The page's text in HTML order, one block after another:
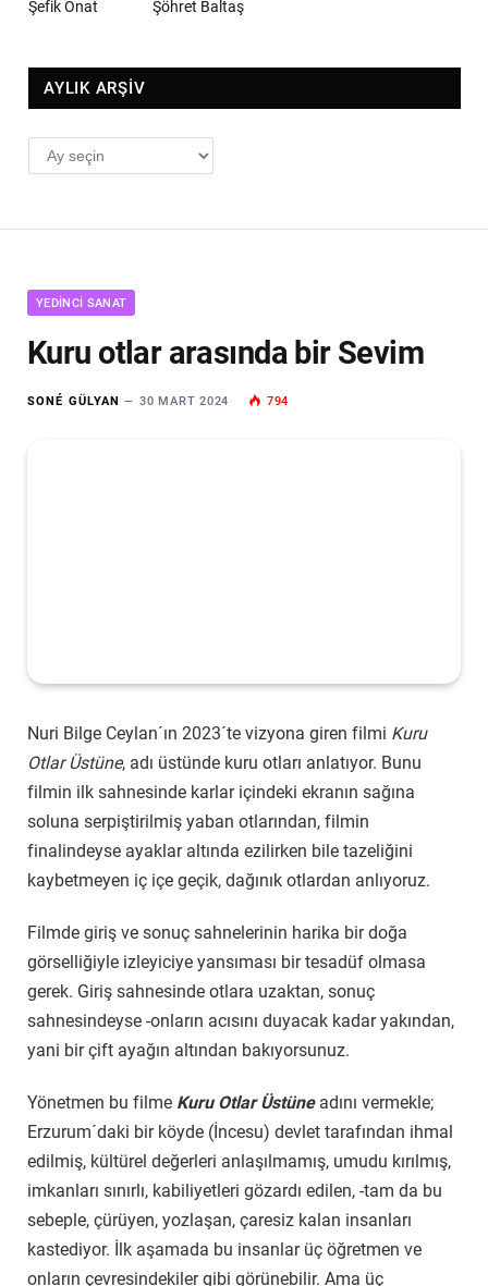
Şefik Onat Şöhret Baltaş
AYLIK ARŞİV
AYLIK
ARŞİV
YEDINCI SANAT
Kuru otlar arasında bir Sevim
SONÉ GÜLYAN 30 MART 2024 794
Nuri Bilge Ceylan´ın 2023´te vizyona giren filmi Kuru
Otlar Üstüne, adı üstünde kuru otları anlatıyor. Bunu
filmin ilk sahnesinde karlar içindeki ekranın sağına
soluna serpiştirilmiş yaban otlarından, filmin
finalindeyse ayaklar altında ezilirken bile tazeliğini
kaybetmeyen iç içe geçik, dağınık otlardan anlıyoruz.
Filmde giriş ve sonuç sahnelerinin harika bir doğa
görselliğiyle izleyiciye yansıması bir tesadüf olmasa
gerek. Giriş sahnesinde otlara uzaktan, sonuç
sahnesindeyse -onların acısını duyacak kadar yakından,
yani bir çift ayağın altından bakıyorsunuz.
Yönetmen bu filme Kuru Otlar Üstüneadını vermekle;
Erzurum´daki bir köyde (İncesu) devlet tarafından ihmal
edilmiş, kültürel değerleri anlaşılmamış, umudu kırılmış,
imkanları sınırlı, kabiliyetleri gözardı edilen, -tam da bu
sebeple, çürüyen, yozlaşan, çaresiz kalan insanları
kastediyor. İlk aşamada bu insanlar üç öğretmen ve
onların çevresindekiler gibi görünebilir. Ama üç